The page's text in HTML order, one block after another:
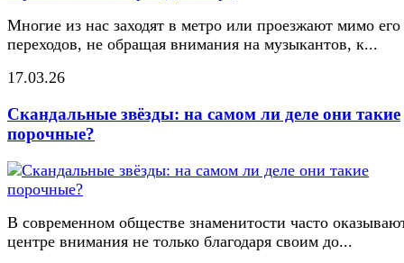
Многие из нас заходят в метро или проезжают мимо его
переходов, не обращая внимания на музыкантов, к...
17.03.26
Скандальные звёзды: на самом ли деле они такие
порочные?
В современном обществе знаменитости часто
центре внимания не только благодаря своим до...